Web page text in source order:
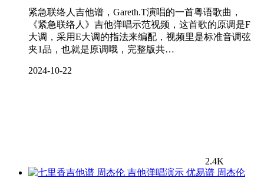
紧急联络人吉他谱，Gareth.T演唱的一首粤语歌曲，
《紧急联络人》吉他弹唱示范视频，这首歌的原调是F
大调，采用E大调的指法来编配，视频里是标准音调弦
夹1品，也就是原调哦，完整版共…
2024-10-22
2.4K
周杰伦